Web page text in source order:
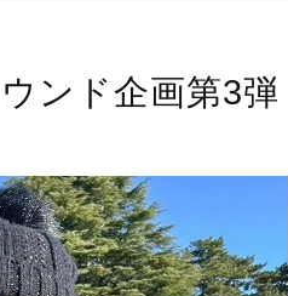
ンド企画第3弾